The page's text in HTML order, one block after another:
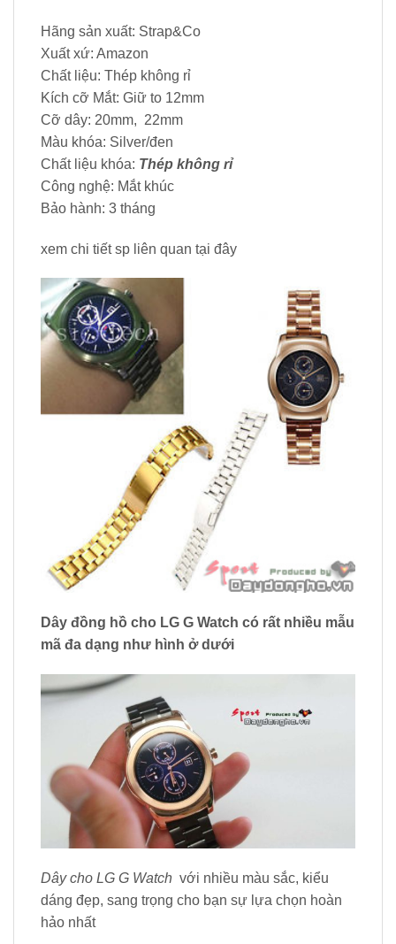
Hãng sản xuất: Strap&Co
Xuất xứ: Amazon
Chất liệu: Thép không rỉ
Kích cỡ Mắt: Giữ to 12mm
Cỡ dây: 20mm, 22mm
Màu khóa: Silver/đen
Chất liệu khóa: Thép không rỉ
Công nghệ: Mắt khúc
Bảo hành: 3 tháng
xem chi tiết sp liên quan tại đây
Dây đồng hồ cho LG G Watch có rất nhiều mẫu
mã đa dạng như hình ở dưới
Dây cho LG G Watch với nhiều màu sắc, kiểu
dáng đẹp, sang trọng cho bạn sự lựa chọn hoàn
hảo nhất